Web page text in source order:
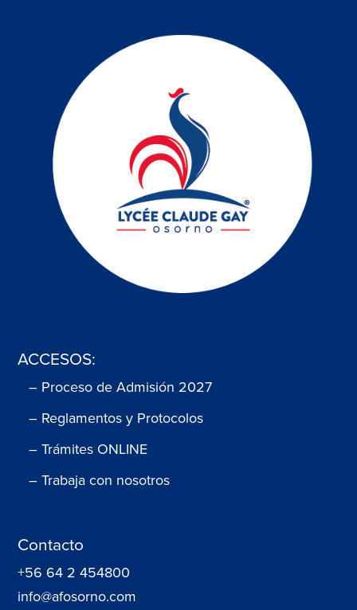
ACCESOS:
– Proceso de Admisión 2027
– Reglamentos y Protocolos
– Trámites ONLINE
– Trabaja con nosotros
Contacto
+56 64 2 454800
info@afosorno.com